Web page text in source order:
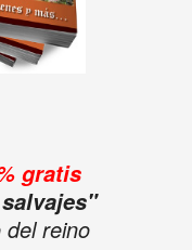
gratis
reino